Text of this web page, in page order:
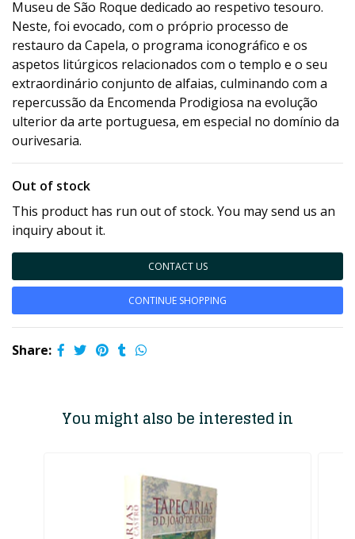
Museu de São Roque dedicado ao respetivo tesouro.
Neste, foi evocado, com o próprio processo de
restauro da Capela, o programa iconográfico e os
aspetos litúrgicos relacionados com o templo e o seu
extraordinário conjunto de alfaias, culminando com a
repercussão da Encomenda Prodigiosa na evolução
ulterior da arte portuguesa, em especial no domínio da
ourivesaria.
Out of stock
This product has run out of stock. You may send us an
inquiry about it.
CONTACT US
CONTINUE SHOPPING
Share:
You might also be interested in